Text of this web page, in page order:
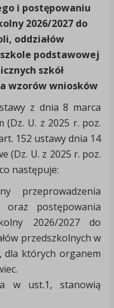
i postępowaniu
2026/2027 do
oddziałów
podstawowej
szkół
wzorów wniosków
z dnia 8 marca
(Dz. U. z 2025 r. poz.
152 ustawy dnia 14
(Dz. U. z 2025 r. poz.
następuje:
oraz postępowania
2026/2027 do
przedszkolnych w
dla których organem
w ust.1, stanowią